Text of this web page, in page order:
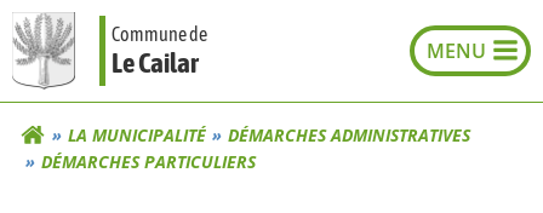
Aller
au
contenu
Commune de
Le Cailar
LA MUNICIPALITÉ
DÉMARCHES ADMINISTRATIVES
DÉMARCHES PARTICULIERS